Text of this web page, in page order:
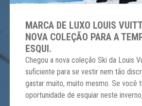
MARCA DE LUXO LOUIS
NOVA COLEÇÃO PARA A
ESQUI.
Chegou a nova coleção Ski da Louis
suficiente para se vestir nem tão
gastar muito, muito mesmo. Se você
oportunidade de esquiar neste